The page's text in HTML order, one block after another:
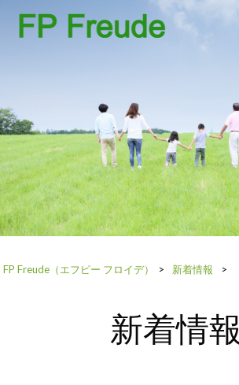
FP Freude（エフピー フロイデ） > 新着情報 >
新着情報